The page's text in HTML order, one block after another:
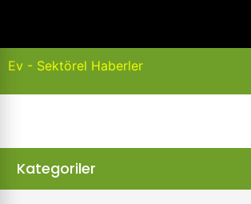
Ev - Sektörel Haberler
Kategoriler